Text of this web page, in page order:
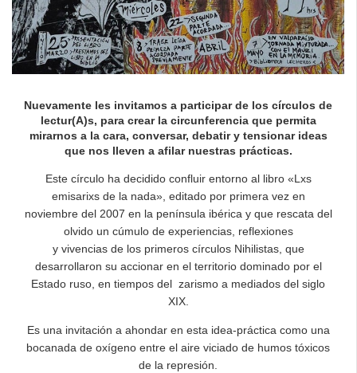
Nuevamente les invitamos a participar de los círculos de
lectur(A)s, para crear la circunferencia que permita
mirarnos a la cara, conversar, debatir y tensionar ideas
que nos lleven a afilar nuestras prácticas.
Este círculo ha decidido confluir entorno al libro «Lxs
emisarixs de la nada», editado por primera vez en
noviembre del 2007 en la península ibérica y que rescata del
olvido un cúmulo de experiencias, reflexiones
y vivencias de los primeros círculos Nihilistas, que
desarrollaron su accionar en el territorio dominado por el
Estado ruso, en tiempos del zarismo a mediados del siglo
XIX.
Es una invitación a ahondar en esta idea-práctica como una
bocanada de oxígeno entre el aire viciado de humos tóxicos
de la represión.